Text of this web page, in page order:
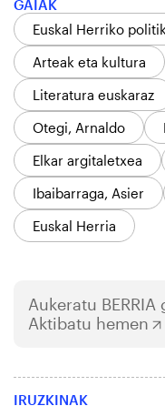
GAIAK
Euskal Herriko
Arteak eta kultura
Literatura euskaraz
Otegi, Arnaldo
Elkar argitaletxea
Ibaibarraga, Asier
Euskal Herria
Aukeratu BERRIA
Aktibatu hemen
IRUZKINAK